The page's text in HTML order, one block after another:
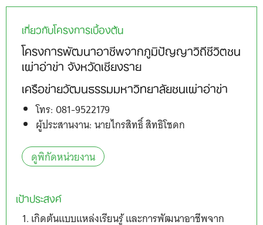
เกี่ยวกับโครงการเบื้องต้น
โครงการพัฒนาอาชีพจากภูมิปัญญาวิถีชีวิตชน
เผ่าอ่าข่า จังหวัดเชียงราย
เครือข่ายวัฒนธรรมมหาวิทยาลัยชนเผ่าอ่าข่า
โทร: 081-9522179
ผู้ประสานงาน: นายไกรสิทธิ์ สิทธิโชดก
ดูพิกัดหน่วยงาน
เป้าประสงค์
เกิดต้นแบบแหล่งเรียนรู้ และการพัฒนาอาชีพจาก